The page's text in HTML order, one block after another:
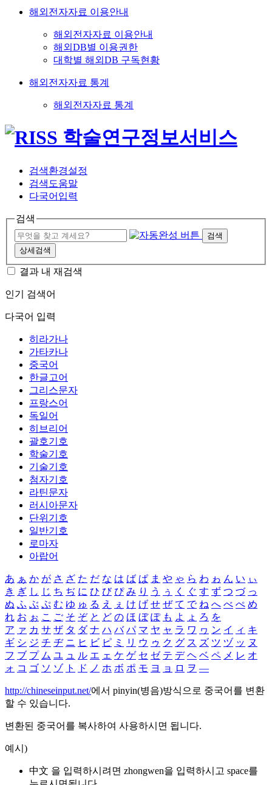
해외전자자료 이용안내
해외전자자료 이용안내
해외DB별 이용권한
대학별 해외DB 구독현황
해외전자자료 통계
해외전자자료 통계
검색환경설정
검색도움말
다국어입력
검색
검색
상세검색
결과 내 재검색
인기 검색어
다국어 입력
히라가나
가타카나
중국어
한글고어
그리스문자
프랑스어
독일어
히브리어
괄호기호
학술기호
기술기호
첨자기호
라틴문자
러시아문자
단위기호
일반기호
로마자
아랍어
あ ぁ か が さ ざ た だ な は ば ぱ ま や ゃ ら わ ゎ ん い ぃ
き ぎ し じ ち ぢ に ひ び ぴ み り う ぅ く ぐ す ず つ づ っ
ぬ ふ ぶ ぷ む ゆ ゅ る え ぇ け げ せ ぜ て で ね へ べ ぺ め
れ お ぉ こ ご そ ぞ と ど の ほ ぼ ぽ も よ ょ ろ を
ア ァ カ サ ザ タ ダ ナ ハ バ パ マ ヤ ャ ラ ワ ヮ ン イ ィ キ
ギ シ ジ チ ヂ ニ ヒ ビ ピ ミ リ ウ ゥ ク グ ス ズ ツ ヅ ッ ヌ
フ ブ プ ム ユ ュ ル エ ェ ケ ゲ セ ゼ テ デ ヘ ベ ペ メ レ オ
ォ コ ゴ ソ ゾ ト ド ノ ホ ボ ポ モ ヨ ョ ロ ヲ ―
http://chineseinput.net/에서 pinyin(병음)방식으로 중국어를 변환
할 수 있습니다.
변환된 중국어를 복사하여 사용하시면 됩니다.
예시)
中文 을 입력하시려면 zhongwen을 입력하시고 space를